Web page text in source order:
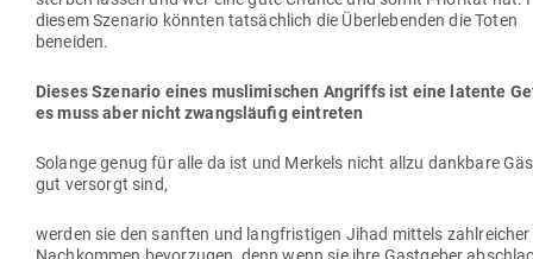
diesem Sze­nario könnten tat­sächlich die Über­le­benden die Toten
beneiden.
Dieses Sze­nario eines mus­li­mi­schen Angriffs ist eine latente
es muss aber nicht zwangs­läufig eintreten
Solange genug für alle da ist und Merkels nicht allzu dankbare
gut ver­sorgt sind,
werden sie den sanften und lang­fris­tigen Jihad mittels zahl­reicher